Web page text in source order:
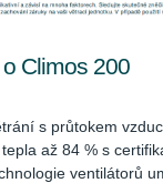
Climos 200
s průtokem
až 84 % s
ventilátorů